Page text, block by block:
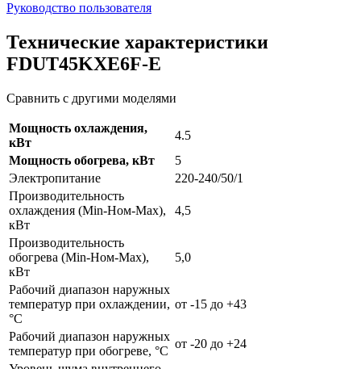
Руководство пользователя
Технические характеристики
FDUT45KXE6F-E
Сравнить с другими моделями
Мощность охлаждения,
кВт
4.5
Мощность обогрева, кВт
5
Электропитание
220-240/50/1
Производительность
охлаждения (Min-Ном-Max),
кВт
4,5
Производительность
обогрева (Min-Ном-Max),
кВт
5,0
Рабочий диапазон наружных
температур при охлаждении,
°С
от -15 до +43
Рабочий диапазон наружных
температур при обогреве, °С
от -20 до +24